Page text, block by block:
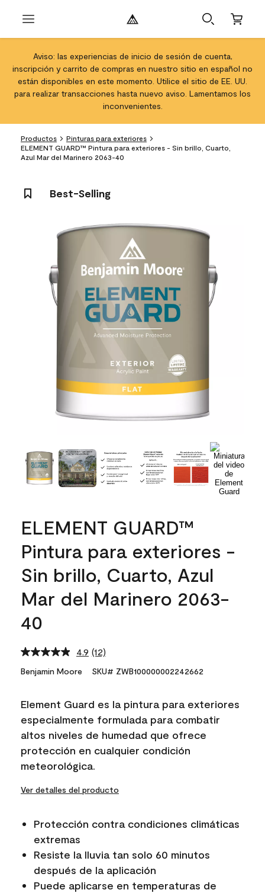
Aviso: las experiencias de inicio de sesión de cuenta,
inscripción y carrito de compras en nuestro sitio en español no
están disponibles en este momento. Utilice el sitio de EE. UU.
para realizar transacciones hasta nuevo aviso. Lamentamos los
inconvenientes.
Productos
Pinturas para exteriores
ELEMENT GUARD™ Pintura para exteriores - Sin brillo, Cuarto,
Azul Mar del Marinero 2063-40
Best-Selling
ELEMENT GUARD™
Pintura para exteriores -
Sin brillo, Cuarto, Azul
Mar del Marinero 2063-
40
4.9 Read
12
Reviews.
link.
(12)
Benjamin Moore SKU# ZWB100000002242662
Element Guard es la pintura para exteriores
especialmente formulada para combatir
altos niveles de humedad que ofrece
protección en cualquier condición
meteorológica.
Ver detalles del producto
Protección contra condiciones climáticas
extremas
Resiste la lluvia tan solo 60 minutos
después de la aplicación
Puede aplicarse en temperaturas de